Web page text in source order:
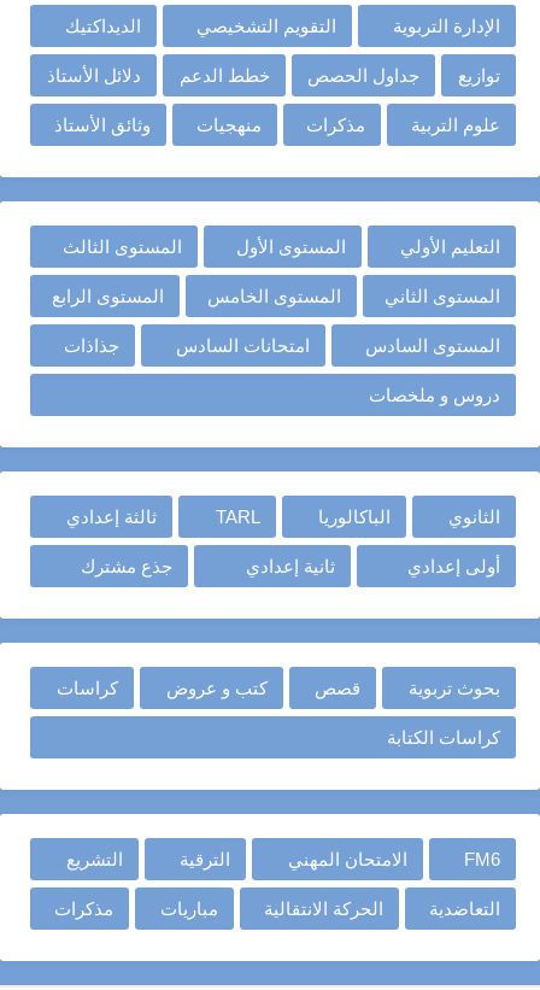
الإدارة التربوية التقويم التشخيصي الديداكتيك
توازيع جداول الحصص خطط الدعم دلائل الأستاذ
علوم التربية مذكرات منهجيات وثائق الأستاذ
التعليم الأولي المستوى الأول المستوى الثالث
المستوى الثاني المستوى الخامس المستوى الرابع
المستوى السادس امتحانات السادس جذاذات
دروس و ملخصات
الثانوي الباكالوريا TARL ثالثة إعدادي
أولى إعدادي ثانية إعدادي جذع مشترك
بحوث تربوية قصص كتب و عروض كراسات
كراسات الكتابة
FM6 الامتحان المهني الترقية التشريع
التعاضدية الحركة الانتقالية مباريات مذكرات